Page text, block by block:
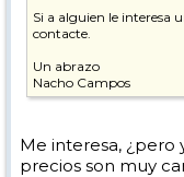
Si a alguien le interesa
contacte.
Un abrazo
Nacho Campos
Me interesa, ¿pero
precios son muy